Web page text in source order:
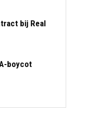
bij Real
boycot